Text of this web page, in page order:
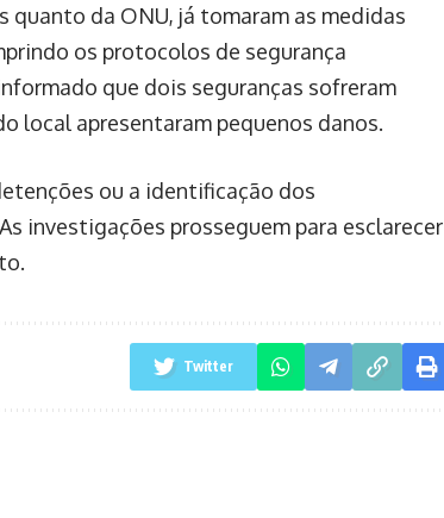
da ONU, já tomaram as medidas
os protocolos de segurança
que dois seguranças sofreram
local apresentaram pequenos danos.
ou a identificação dos
investigações prosseguem para esclarecer
Twitter